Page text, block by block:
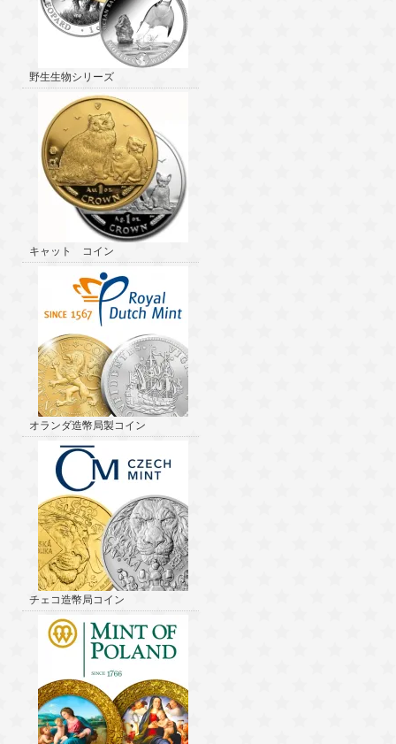
野生生物シリーズ
キャット コイン
オランダ造幣局製コイン
チェコ造幣局コイン